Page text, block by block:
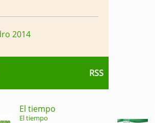
2014
RSS
El tiempo
El tiempo